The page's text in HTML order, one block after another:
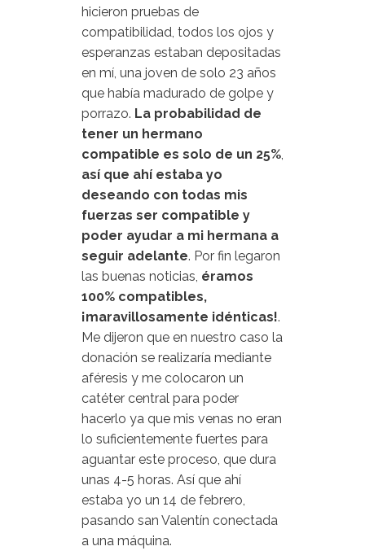
hicieron pruebas de
compatibilidad, todos los ojos y
esperanzas estaban depositadas
en mí, una joven de solo 23 años
que había madurado de golpe y
porrazo. La probabilidad de
tener un hermano
compatible es solo de un 25%,
así que ahí estaba yo
deseando con todas mis
fuerzas ser compatible y
poder ayudar a mi hermana a
seguir adelante. Por fin legaron
las buenas noticias, éramos
100% compatibles,
¡maravillosamente idénticas!.
Me dijeron que en nuestro caso la
donación se realizaría mediante
aféresis y me colocaron un
catéter central para poder
hacerlo ya que mis venas no eran
lo suficientemente fuertes para
aguantar este proceso, que dura
unas 4-5 horas. Así que ahí
estaba yo un 14 de febrero,
pasando san Valentín conectada
a una máquina.